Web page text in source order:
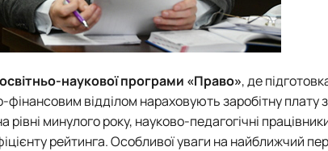
освітньо-наукової програми «Право», де
відділом нараховують заробітну плату
минулого року, науково-педагогічні
рейтинга. Особливої уваги на найближчий